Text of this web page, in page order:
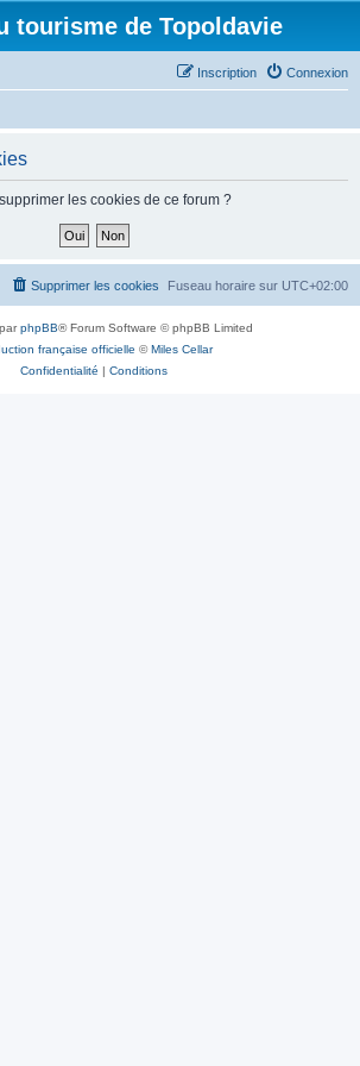
tourisme de Topoldavie
Connexion
Inscription
les cookies de ce forum ?
Fuseau horaire sur UTC+02:00
Supprimer les cookies
phpBB® Forum Software © phpBB Limited
française officielle ©Miles Cellar
Confidentialité | Conditions